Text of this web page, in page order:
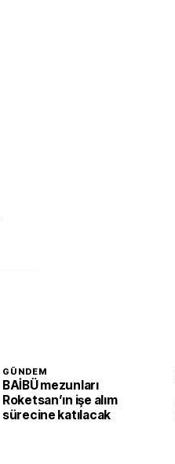
GÜNDEM
BAİBÜ mezunları
Roketsan’ın işe alım
sürecine katılacak